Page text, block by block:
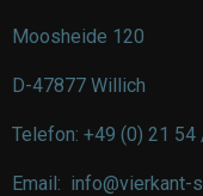
Moosheide 120
D-47877 Willich
Telefon: +49 (0) 21
Email: info@vierkant-